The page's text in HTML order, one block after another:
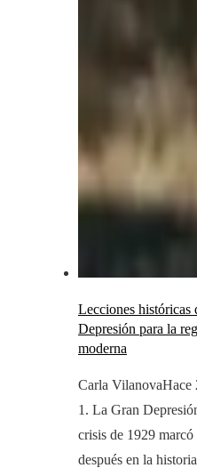
Lecciones históricas
Depresión para la
moderna
Carla VilanovaHace
1. La Gran
crisis de 1929 marcó
después en la